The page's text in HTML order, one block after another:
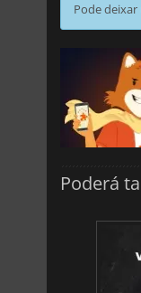
Pode
Poderá